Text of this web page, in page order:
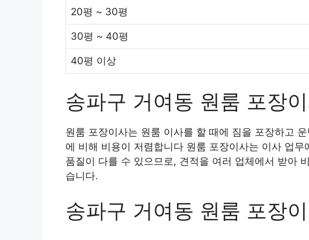
20평 ~ 30평
30평 ~ 40평
40평 이상
송파구 거여동 원룸 포장
원룸 포장이사는 원룸 이사를 할 때에 짐을 포장하고
에 비해 비용이 저렴합니다 원룸 포장이사는 이사 업
품질이 다를 수 있으므로, 견적을 여러 업체에서 받아
습니다.
송파구 거여동 원룸 포장